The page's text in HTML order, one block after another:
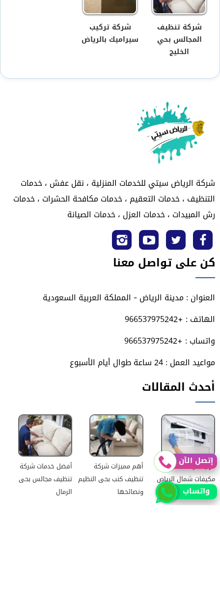
شركة تنظيف
المجالس بحي
الخليج
شركة تركيب
سيراميك بالرياض
شركة الرياض سيتي للخدمات المنزلية ، نقل عفش ، خدمات
التنظيف ، خدمات التعقيم ، خدمات مكافحة الحشرات ، خدمات
رش المبيدات ، خدمات العزل ، خدمات الصيانة
تابعنا
على
فيسبوك
تابعنا
على
تويتر
تابعنا
على
يوتيوب
تابعنا
على
انستجرام
كن على تواصل معنا
العنوان : مدينة الرياض - المملكة العربية السعودية
الهاتف : +966537975242
واتساب : +966537975242
مواعيد العمل : 24 ساعة طوال أيام الأسبوع
أحدث المقالات
مزايا شركة تنظيف
مكيفات شمال الرياض
أهم مميزات شركة
تنظيف كنب بحى النظيم
ونصائحها
أفضل خدمات شركة
تنظيف مجالس بحى
الرمال
إتصل الآن
واتساب